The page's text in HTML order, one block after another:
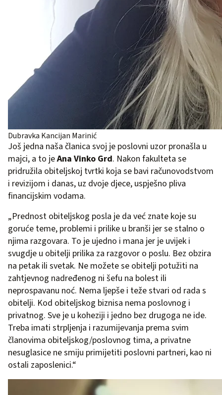
Dubravka Kancijan Marinić
Još jedna naša članica svoj je poslovni uzor pronašla u
majci, a to jeAna Vinko Grd. Nakon fakulteta se
pridružila obiteljskoj tvrtki koja se bavi računovodstvom
i revizijom i danas, uz dvoje djece, uspješno pliva
financijskim vodama.
„Prednost obiteljskog posla je da već znate koje su
goruće teme, problemi i prilike u branši jer se stalno o
njima razgovara. To je ujedno i mana jer je uvijek i
svugdje u obitelji prilika za razgovor o poslu. Bez obzira
na petak ili svetak. Ne možete se obitelji potužiti na
zahtjevnog nadređenog ni šefu na bolest ili
neprospavanu noć. Nema ljepše i teže stvari od rada s
obitelji. Kod obiteljskog biznisa nema poslovnog i
privatnog. Sve je u koheziji i jedno bez drugoga ne ide.
Treba imati strpljenja i razumijevanja prema svim
članovima obiteljskog/poslovnog tima, a privatne
nesuglasice ne smiju primijetiti poslovni partneri, kao ni
ostali zaposlenici.“